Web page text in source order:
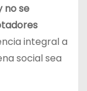
no se
integral a
social sea